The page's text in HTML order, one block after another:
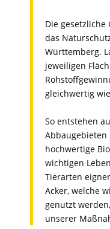
Die
das
Württemberg.
jeweiligen
gleichwertig
So entstehen
Abbaugebieten
hochwertige
wichtigen
Tierarten
Acker, welche
genutzt
unserer